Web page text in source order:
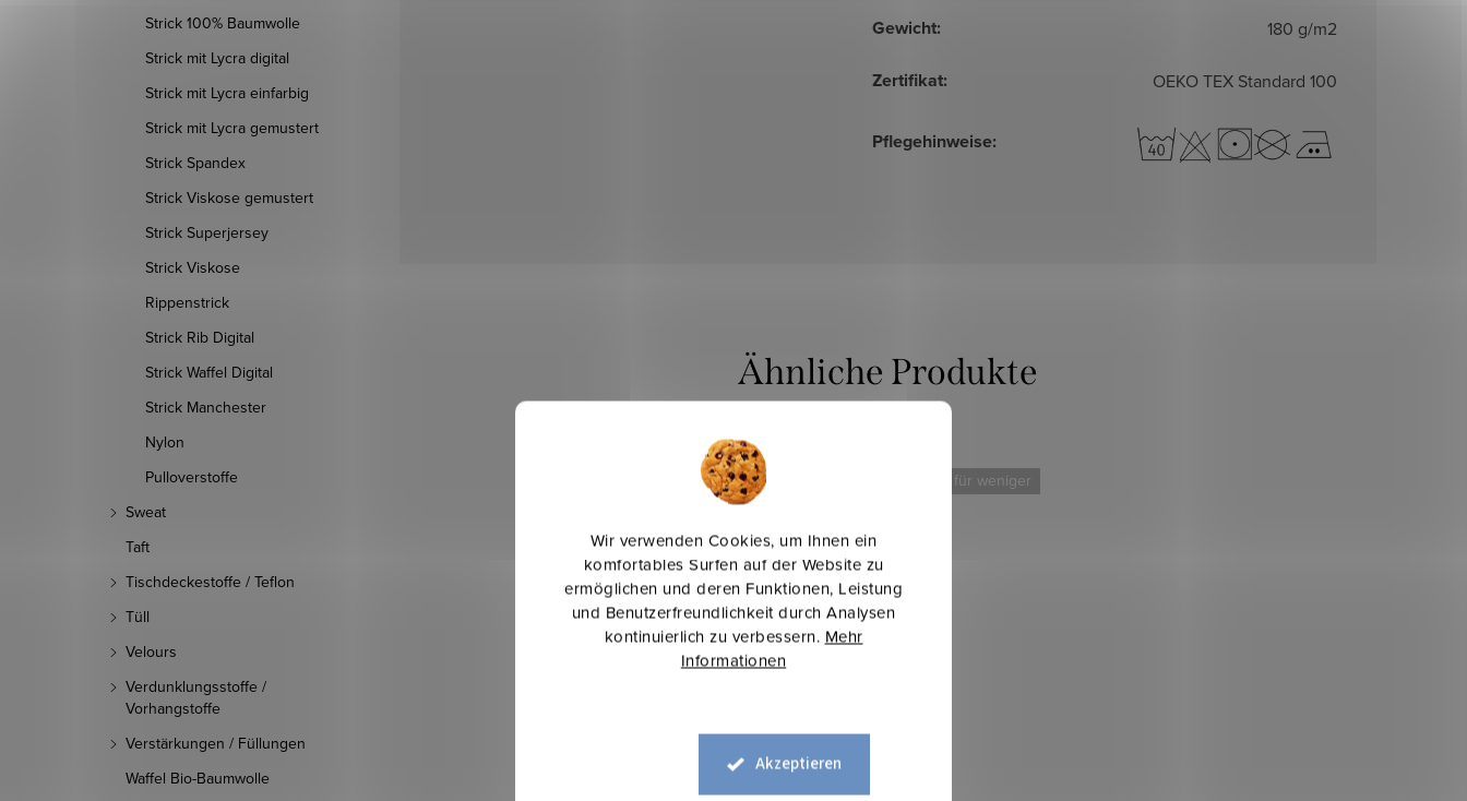
Wir verwenden Cookies, um Ihnen ein
komfortables Surfen auf der Website zu
ermöglichen und deren Funktionen, Leistung
und Benutzerfreundlichkeit durch Analysen
kontinuierlich zu verbessern. Mehr
Informationen
Akzeptieren
Strick 100% Baumwolle
Strick mit Lycra digital
Strick mit Lycra einfarbig
Strick mit Lycra gemustert
Strick Spandex
Strick Viskose gemustert
Strick Superjersey
Strick Viskose
Rippenstrick
Strick Rib Digital
Strick Waffel Digital
Strick Manchester
Nylon
Pulloverstoffe
Sweat
Taft
Tischdeckestoffe / Teflon
Tüll
Velours
Verdunklungsstoffe /
Vorhangstoffe
Verstärkungen / Füllungen
Waffel Bio-Baumwolle
Gewicht: 180 g/m2
Zertifikat: OEKO TEX Standard 100
Pflegehinweise:
Mehr für weniger Mehr für weniger